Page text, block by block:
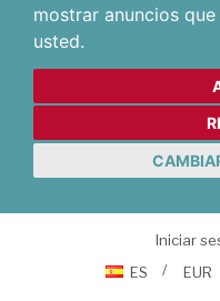
mostrar anuncios
usted.
Iniciar
ES
EUR